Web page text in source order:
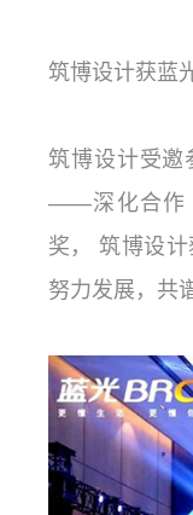
筑博设计获蓝
筑博设计受邀
——深化合作
奖， 筑博设
努力发展，共